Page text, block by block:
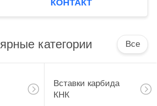
КОНТАКТ
категории Все
Вставки карбида
КНК